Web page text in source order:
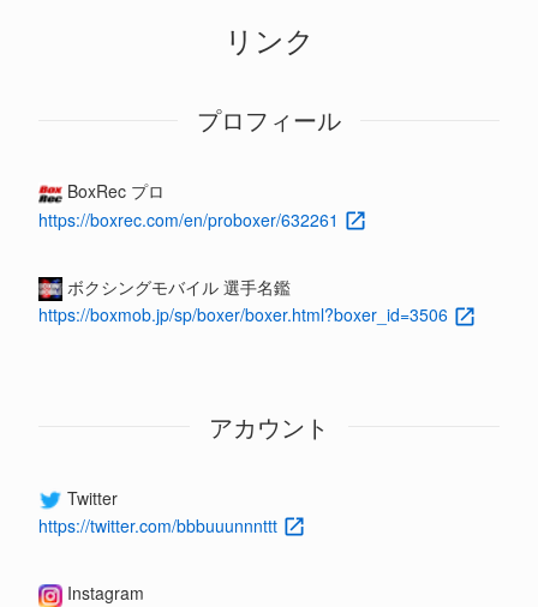
リンク
プロフィール
BoxRec プロ
https://boxrec.com/en/proboxer/632261
ボクシングモバイル 選手名鑑
https://boxmob.jp/sp/boxer/boxer.html?boxer_id=3506
アカウント
Twitter
https://twitter.com/bbbuuunnnttt
Instagram